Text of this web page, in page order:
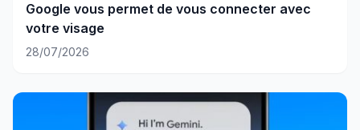
Google vous permet de vous connecter avec
votre visage
28/07/2026